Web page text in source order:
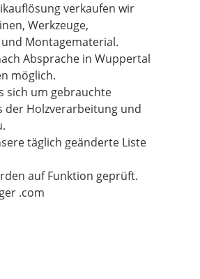
verkaufen wir
Werkzeuge,
Montagematerial.
Absprache in Wuppertal
möglich.
sich um gebrauchte
der Holzverarbeitung und
täglich geänderte Liste
auf Funktion geprüft.
.com